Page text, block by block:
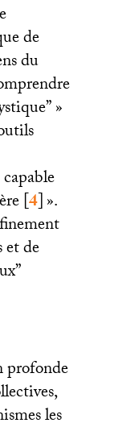
de
du
»
[4]».
de
profonde
les